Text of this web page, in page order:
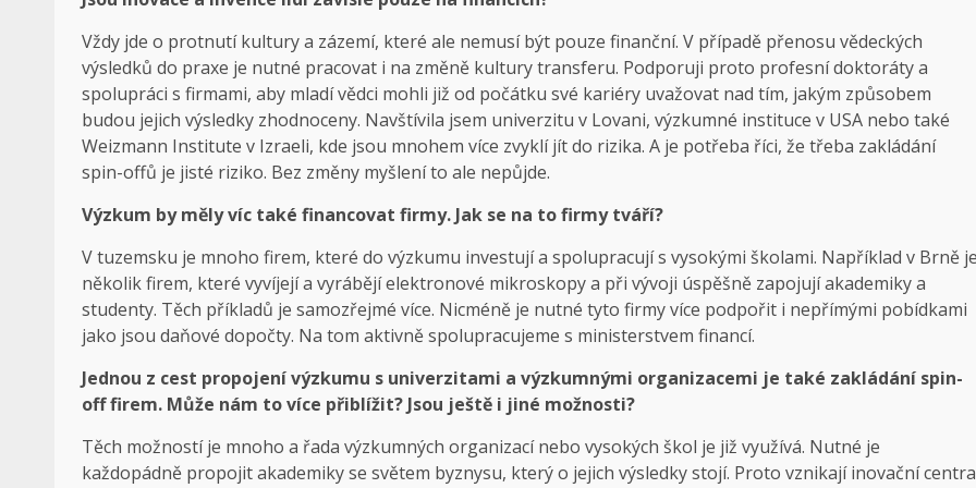
Vždy jde o protnutí kultury a zázemí, které ale nemusí být pouze finanční. V případě přenosu vědeckých
výsledků do praxe je nutné pracovat i na změně kultury transferu. Podporuji proto profesní doktoráty a
spolupráci s firmami, aby mladí vědci mohli již od počátku své kariéry uvažovat nad tím, jakým způsobem
budou jejich výsledky zhodnoceny. Navštívila jsem univerzitu v Lovani, výzkumné instituce v USA nebo také
Weizmann Institute v Izraeli, kde jsou mnohem více zvyklí jít do rizika. A je potřeba říci, že třeba zakládání
spin-offů je jisté riziko. Bez změny myšlení to ale nepůjde.
Výzkum by měly víc také financovat firmy. Jak se na to firmy tváří?
V tuzemsku je mnoho firem, které do výzkumu investují a spolupracují s vysokými školami. Například v Brně
několik firem, které vyvíjejí a vyrábějí elektronové mikroskopy a při vývoji úspěšně zapojují akademiky a
studenty. Těch příkladů je samozřejmé více. Nicméně je nutné tyto firmy více podpořit i nepřímými pobídkami
jako jsou daňové dopočty. Na tom aktivně spolupracujeme s ministerstvem financí.
Jednou z cest propojení výzkumu s univerzitami a výzkumnými organizacemi je také zakládání spin-
off firem. Může nám to více přiblížit? Jsou ještě i jiné možnosti?
Těch možností je mnoho a řada výzkumných organizací nebo vysokých škol je již využívá. Nutné je
každopádně propojit akademiky se světem byznysu, který o jejich výsledky stojí. Proto vznikají inovační centra